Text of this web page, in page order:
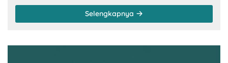
Selengkapnya